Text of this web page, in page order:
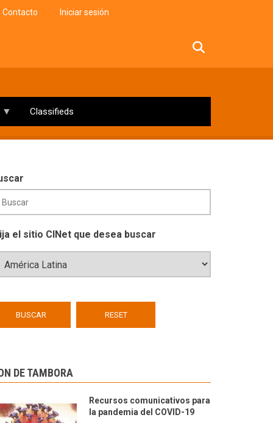
Contacto Iniciar sesión
Classifieds
el sitio CINet que desea buscar
DE TAMBORA
Recursos comunicativos para
la pandemia del COVID-19